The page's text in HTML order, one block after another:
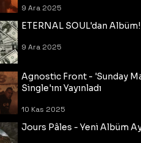
9 Ara 2025
ETERNAL SOUL'dan Albüm!
9 Ara 2025
Agnostic Front - 'Sunday
Single'ını Yayınladı
10 Kas 2025
Jours Pâles - Yeni Albüm